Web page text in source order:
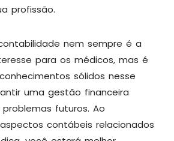
profissão.
nem sempre é a
para os médicos, mas é
sólidos nesse
uma gestão financeira
futuros. Ao
contábeis relacionados